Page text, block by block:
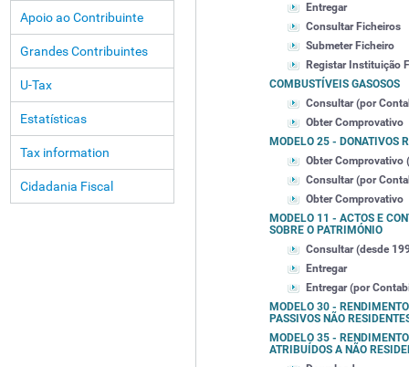
Apoio ao Contribuinte
Grandes Contribuintes
U-Tax
Estatísticas
Tax information
Cidadania Fiscal
Entregar
Consultar Ficheiros
Submeter Ficheiro
Registar Instituição
COMBUSTÍVEIS GASOSOS
Consultar (por
Obter Comprovativo
MODELO 25 - DONATIVOS
Obter Comprovativo
Consultar (por
Obter Comprovativo
MODELO 11 - ACTOS E
SOBRE O PATRIMÓNIO
Consultar (desde
Entregar
Entregar (por
MODELO 30 -
PASSIVOS NÃO
MODELO 35 -
ATRIBUÍDOS A NÃO